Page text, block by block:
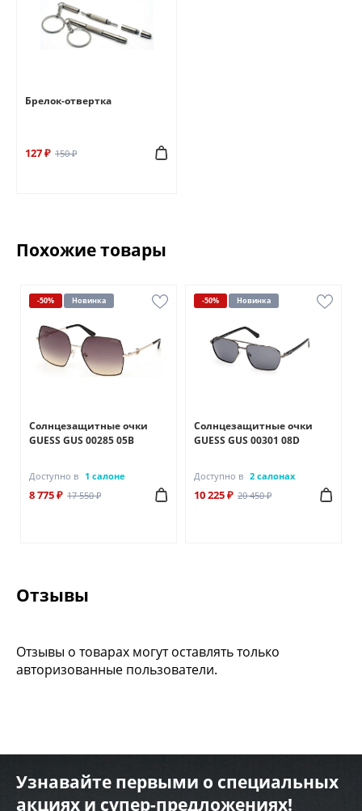
Брелок-отвертка
127 ₽ 150 ₽
Похожие товары
-50% Новинка
Солнцезащитные очки
GUESS GUS 00285 05B
Доступно в 1 салоне
8 775 ₽ 17 550 ₽
-50% Новинка
Солнцезащитные очки
GUESS GUS 00301 08D
Доступно в 2 салонах
10 225 ₽ 20 450 ₽
Отзывы
Отзывы о товарах могут оставлять только
авторизованные пользователи.
Узнавайте первыми о специальных
акциях и супер-предложениях!